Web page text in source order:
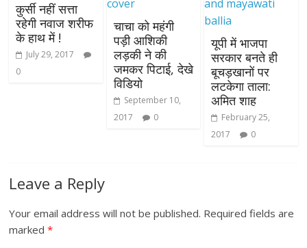
कुर्सी नहीं सत्ता
रहेगी नवाज शरीफ
के हाथ में !
July 29, 2017
0
चाचा को महंगी
पड़ी आशिकी
लड़की ने की
जमकर पिटाई, देखे
विडियो
September 10,
2017
0
यूपी में भाजपा
सरकार बनते ही
बूचड़खानों पर
लटकेगा ताला:
अमित शाह
February 25,
2017
0
Leave a Reply
Your email address will not be published. Required fields are
marked*